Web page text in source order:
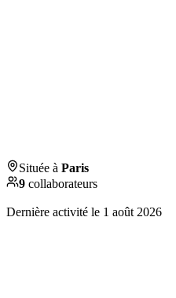
Située à Paris
9 collaborateurs
Dernière activité le 1 août 2026